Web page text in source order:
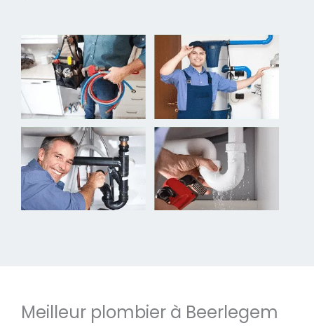
Meilleur plombier à Beerlegem